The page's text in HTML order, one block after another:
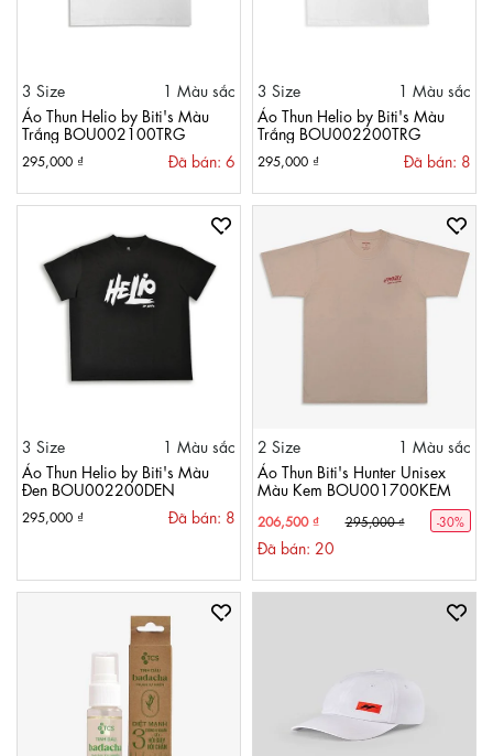
3 Size
1 Màu sắc
Áo Thun Helio by Biti's Màu
Trắng BOU002100TRG
295,000 ₫ Đã bán: 6
3 Size
1 Màu sắc
Áo Thun Helio by Biti's Màu
Trắng BOU002200TRG
295,000 ₫ Đã bán: 8
3 Size
1 Màu sắc
Áo Thun Helio by Biti's Màu
Đen BOU002200DEN
295,000 ₫ Đã bán: 8
2 Size
1 Màu sắc
Áo Thun Biti's Hunter Unisex
Màu Kem BOU001700KEM
206,500 ₫ 295,000 ₫ -30%
Đã bán: 20